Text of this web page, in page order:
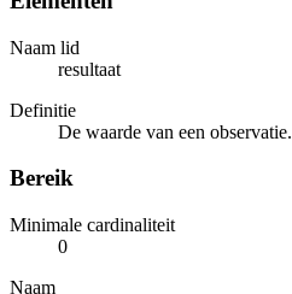
Naam lid
resultaat
Definitie
De waarde van een observatie.
Bereik
Minimale cardinaliteit
0
Naam